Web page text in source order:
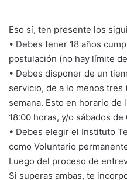
Eso sí, ten presente los
• Debes tener 18 años
postulación (no hay límite
• Debes disponer de un
servicio, de a lo menos tres
semana. Esto en horario de
18:00 horas, y/o sábados
• Debes elegir el Instituto
como Voluntario
Luego del proceso de
Si superas ambas, te